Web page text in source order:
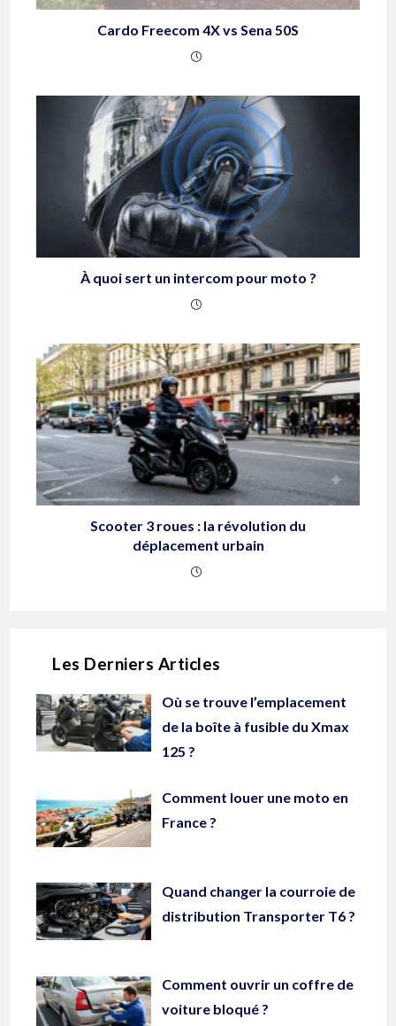
Cardo Freecom 4X vs Sena 50S
À quoi sert un intercom pour moto ?
Scooter 3 roues : la révolution du
déplacement urbain
Les Derniers Articles
Où se trouve l’emplacement
de la boîte à fusible du Xmax
125 ?
Comment louer une moto en
France ?
Quand changer la courroie de
distribution Transporter T6 ?
Comment ouvrir un coffre de
voiture bloqué ?